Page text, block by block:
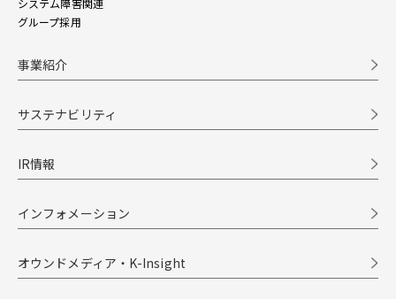
グループ採用
事業紹介
サステナビリティ
IR情報
インフォメーション
オウンドメディア・K-Insight